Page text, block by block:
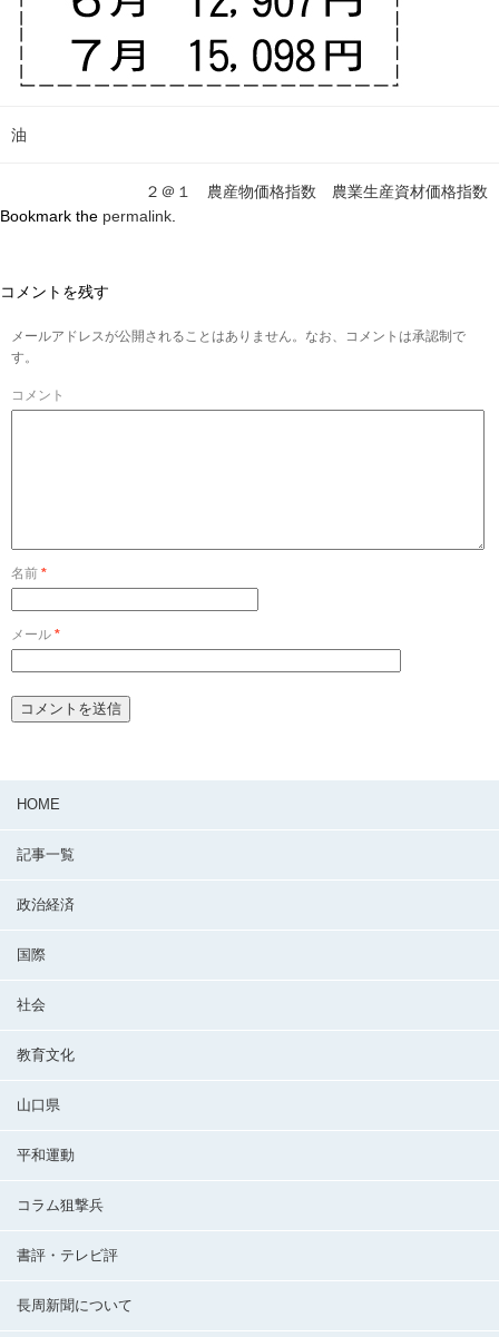
油
２＠１ 農産物価格指数 農業生産資材価格指数
Bookmark the permalink
コメントを残す
メールアドレスが公開されることはありません。なお、コメントは承認制で
す。
コメント
名前 *
メール *
HOME
記事一覧
政治経済
国際
社会
教育文化
山口県
平和運動
コラム狙撃兵
書評・テレビ評
長周新聞について